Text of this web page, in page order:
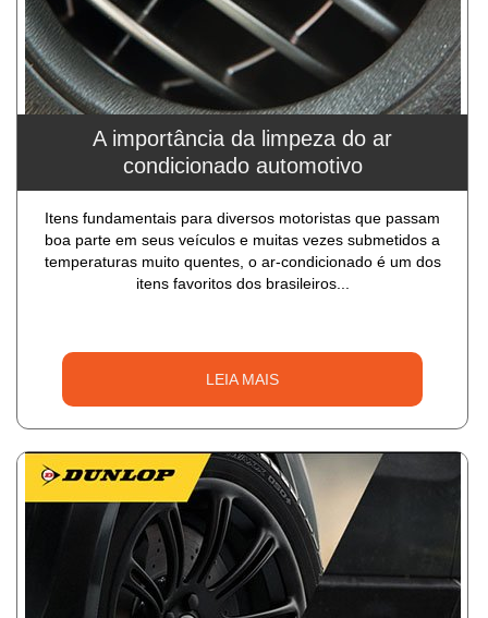
A importância da limpeza do ar
condicionado automotivo
Itens fundamentais para diversos motoristas que passam
boa parte em seus veículos e muitas vezes submetidos a
temperaturas muito quentes, o ar-condicionado é um dos
itens favoritos dos brasileiros...
LEIA MAIS